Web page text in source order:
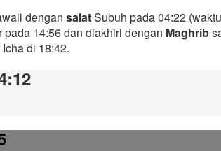
dengan salatSubuh pada 04:22
14:56 dan diakhiri dengan Maghrib
di 18:42.